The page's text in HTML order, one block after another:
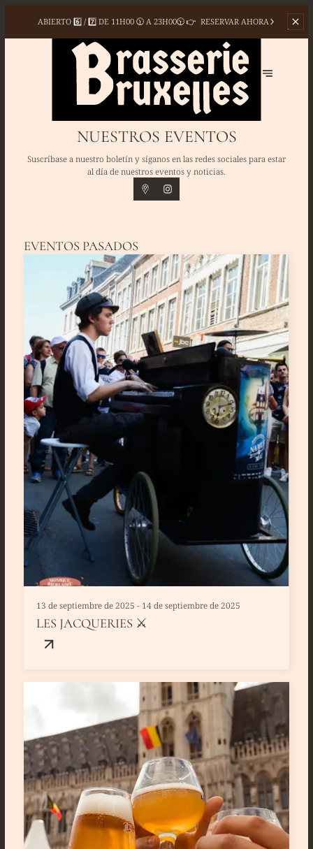
ABIERTO 6️⃣ / 7️⃣ DE 11H00 🕦 A 23H00🕥 👉 RESERVAR AHORA
NUESTROS EVENTOS
Suscríbase a nuestro boletín y síganos en las redes sociales para estar
al día de nuestros eventos y noticias.
EVENTOS PASADOS
13 de septiembre de 2025 - 14 de septiembre de 2025
LES JACQUERIES ⚔️